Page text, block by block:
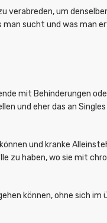
verabreden, um
sucht und was man
mit Behinderungen
und eher das an
und kranke
haben, wo sie mit
können, ohne sich im